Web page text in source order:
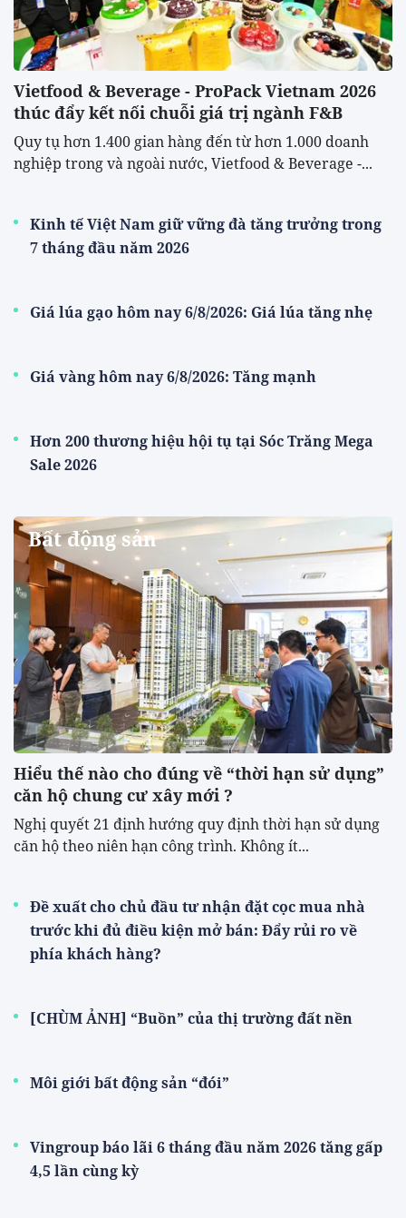
Vietfood & Beverage - ProPack Vietnam 2026
thúc đẩy kết nối chuỗi giá trị ngành F&B
Quy tụ hơn 1.400 gian hàng đến từ hơn 1.000 doanh
nghiệp trong và ngoài nước, Vietfood & Beverage -...
Kinh tế Việt Nam giữ vững đà tăng trưởng trong
7 tháng đầu năm 2026
Giá lúa gạo hôm nay 6/8/2026: Giá lúa tăng nhẹ
Giá vàng hôm nay 6/8/2026: Tăng mạnh
Hơn 200 thương hiệu hội tụ tại Sóc Trăng Mega
Sale 2026
Bất động sản
Hiểu thế nào cho đúng về “thời hạn sử dụng”
căn hộ chung cư xây mới ?
Nghị quyết 21 định hướng quy định thời hạn sử dụng
căn hộ theo niên hạn công trình. Không ít...
Đề xuất cho chủ đầu tư nhận đặt cọc mua nhà
trước khi đủ điều kiện mở bán: Đẩy rủi ro về
phía khách hàng?
[CHÙM ẢNH] “Buồn” của thị trường đất nền
Môi giới bất động sản “đói”
Vingroup báo lãi 6 tháng đầu năm 2026 tăng gấp
4,5 lần cùng kỳ